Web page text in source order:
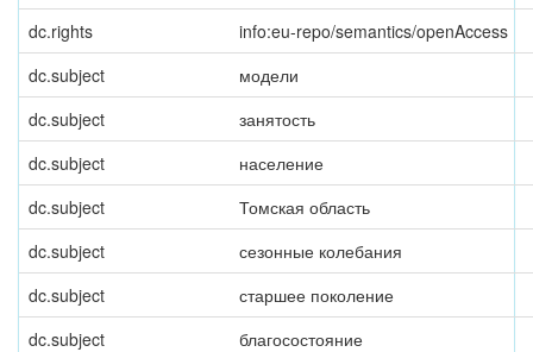
dc.rights
info:eu-repo/semantics/openAccess
dc.subject
модели
dc.subject
занятость
dc.subject
население
dc.subject
Томская область
dc.subject
сезонные колебания
dc.subject
старшее поколение
dc.subject
благосостояние